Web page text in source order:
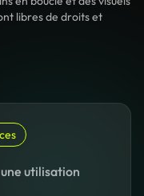
libres de droits et
utilisation